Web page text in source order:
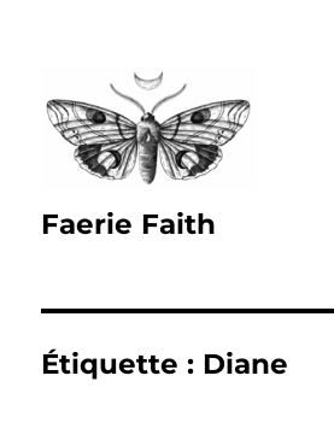
Faerie Faith
Étiquette : Diane